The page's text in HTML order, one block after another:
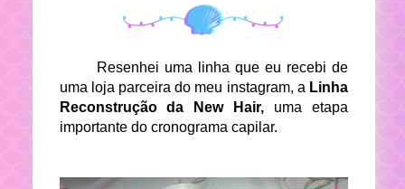
Resenhei uma linha que eu recebi de
uma loja parceira do meu instagram, a Linha
Reconstrução da New Hair, uma etapa
importante do cronograma capilar.